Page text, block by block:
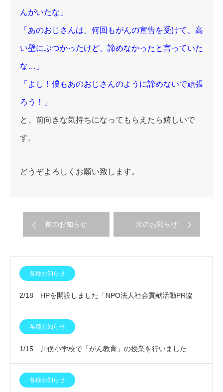
んがいたな」
「あのおじさんは、何回もがんの宣告を受けて、高
い壁にぶつかったけど、諦めなかったと言っていた
な…」
「よし！僕もあのおじさんのように諦めないで頑張
ろう！」
と、前向きな気持ちになってもらえたら嬉しいで
す。
どうぞよろしくお願い致します。
前のお知らせ 次のお知らせ
各種お知らせ
2/18 HPを開設しました「NPO法人社会貢献活動PR協
会」各種お知らせ
1/15 川俣小学校で「がん教育」の授業を行いました
各種お知らせ